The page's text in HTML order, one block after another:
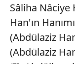
Çerezlere ilişkin
vasıtasıyla
için Ayarlar
ziyaret
Sâliha Nâciye
Han'ın
(Abdülaziz
(Abdülaziz